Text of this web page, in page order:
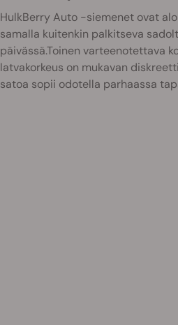
HulkBerry Auto -siemenet ovat
samalla kuitenkin palkitseva
päivässä.Toinen varteenotettava
latvakorkeus on mukavan
satoa sopii odotella parhaassa